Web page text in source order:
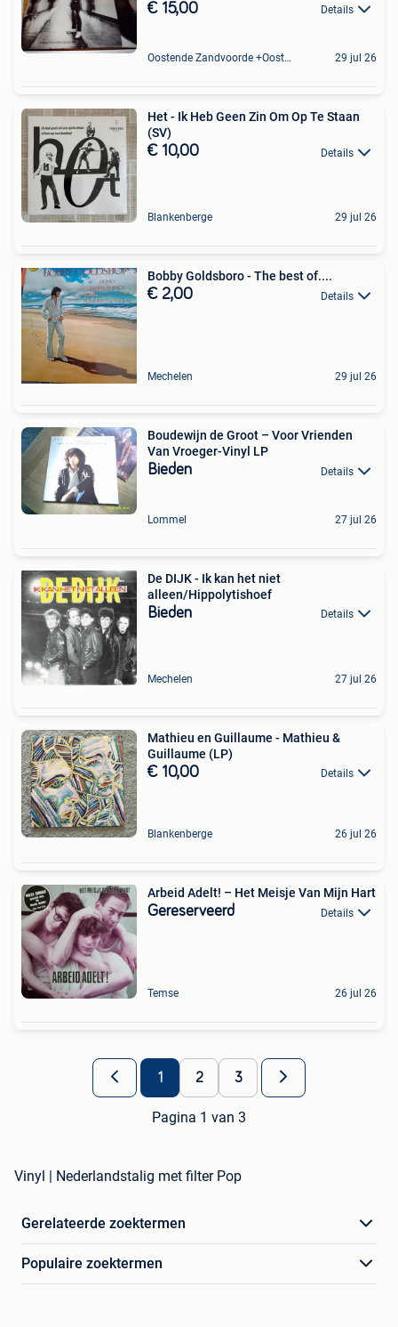
€ 15,00 Details
Oostende Zandvoorde +Oostende 29 jul 26
Het - Ik Heb Geen Zin Om Op Te Staan
(SV)
€ 10,00 Details
Blankenberge 29 jul 26
Bobby Goldsboro - The best of....
€ 2,00 Details
Mechelen 29 jul 26
Boudewijn de Groot – Voor Vrienden
Van Vroeger-Vinyl LP
Bieden Details
Lommel 27 jul 26
De DIJK - Ik kan het niet
alleen/Hippolytishoef
Bieden Details
Mechelen 27 jul 26
Mathieu en Guillaume - Mathieu &
Guillaume (LP)
€ 10,00 Details
Blankenberge 26 jul 26
Arbeid Adelt! – Het Meisje Van Mijn Hart
Gereserveerd Details
Temse 26 jul 26
1 2 3
Pagina 1 van 3
Vinyl | Nederlandstalig met filter Pop
Gerelateerde zoektermen
Populaire zoektermen